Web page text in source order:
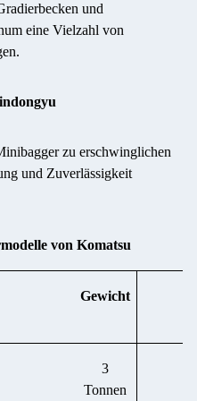
und
um eine Vielzahl von
zu erschwinglichen
und Zuverlässigkeit
von Komatsu
Gewicht
3
Tonnen